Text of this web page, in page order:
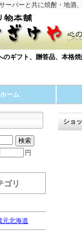
ーバーと共に焼酎・地
のギフト、贈答品、本格
ホーム
ショ
円
ゴリ
元北海道